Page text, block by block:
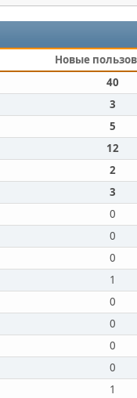
Новые
40
3
5
12
2
3
0
0
0
1
0
0
0
0
1